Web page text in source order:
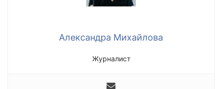
Александра Михайлова
Журналист